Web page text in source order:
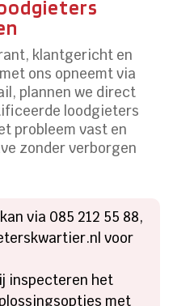
klantgericht en
ons opneemt via
plannen we direct
loodgieters
probleem vast en
zonder verborgen
via 085 212 55 88,
voor
inspecteren het
met